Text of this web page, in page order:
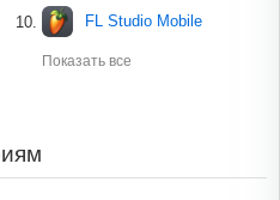
FL Studio Mobile
Показать все